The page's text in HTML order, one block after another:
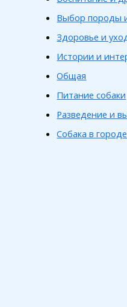
Выбор породы
Здоровье и
Истории и
Общая
Питание собаки
Разведение и
Собака в